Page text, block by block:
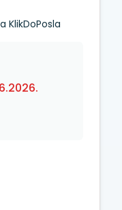
KlikDoPosla